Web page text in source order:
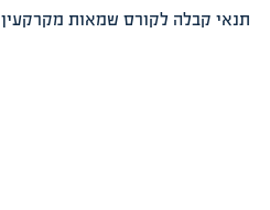
תנאי קבלה לקורס שמאות מקרקעין